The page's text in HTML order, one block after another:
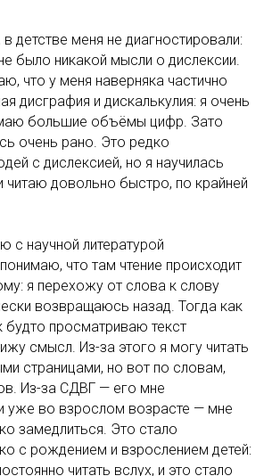
детстве меня не диагностировали:
было никакой мысли о дислексии.
что у меня наверняка частично
дисграфия и дискалькулия: я очень
большие объёмы цифр. Зато
очень рано. Это редко
с дислексией, но я научилась
читаю довольно быстро, по крайней
с научной литературой
что там чтение происходит
я перехожу от слова к слову
возвращаюсь назад. Тогда как
будто просматриваю текст
смысл. Из-за этого я могу читать
страницами, но вот по словам,
Из-за СДВГ — его мне
уже во взрослом возрасте — мне
замедлиться. Это стало
с рождением и взрослением детей:
читать вслух, и это стало